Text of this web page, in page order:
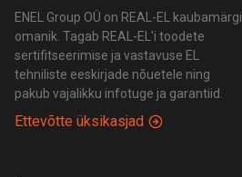
ENEL Group OÜ on REAL-EL kaubamärgi
omanik. Tagab REAL-EL'i toodete
sertifitseerimise ja vastavuse EL
tehniliste eeskirjade nõuetele ning
pakub vajalikku infotuge ja garantiid.
Ettevõtte üksikasjad